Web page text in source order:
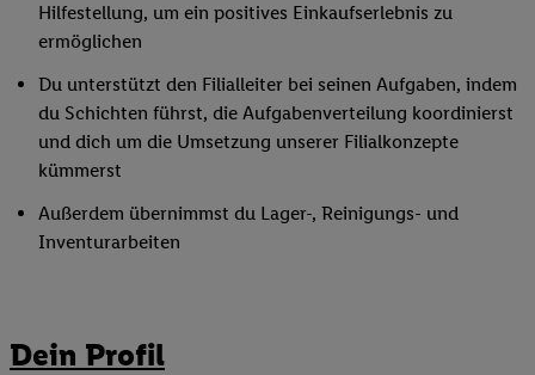
Hilfestellung, um ein positives Einkaufserlebnis zu
ermöglichen
Du unterstützt den Filialleiter bei seinen Aufgaben, indem
du Schichten führst, die Aufgabenverteilung koordinierst
und dich um die Umsetzung unserer Filialkonzepte
kümmerst
Außerdem übernimmst du Lager-, Reinigungs- und
Inventurarbeiten
Dein Profil